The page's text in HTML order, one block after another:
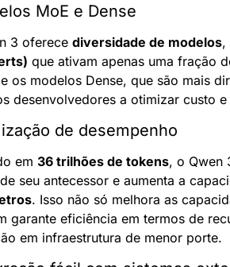
MoE e Dense
3 oferece diversidade de modelos,
que ativam apenas uma fração
os modelos Dense, que são mais
desenvolvedores a otimizar custo e
de desempenho
em 36 trilhões de tokens, o Qwen
seu antecessor e aumenta a
. Isso não só melhora as
garante eficiência em termos de
em infraestrutura de menor porte.